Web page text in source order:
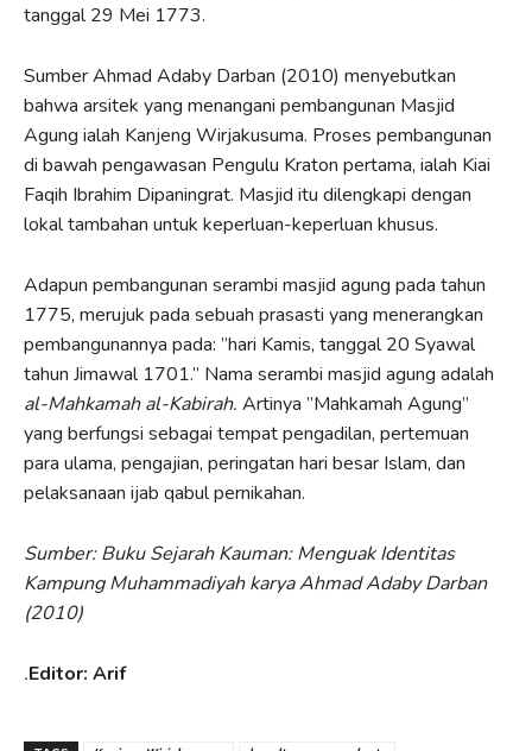
tanggal 29 Mei 1773.
Sumber Ahmad Adaby Darban (2010) menyebutkan
bahwa arsitek yang menangani pembangunan Masjid
Agung ialah Kanjeng Wirjakusuma. Proses pembangunan
di bawah pengawasan Pengulu Kraton pertama, ialah Kiai
Faqih Ibrahim Dipaningrat. Masjid itu dilengkapi dengan
lokal tambahan untuk keperluan-keperluan khusus.
Adapun pembangunan serambi masjid agung pada tahun
1775, merujuk pada sebuah prasasti yang menerangkan
pembangunannya pada: ”hari Kamis, tanggal 20 Syawal
tahun Jimawal 1701.” Nama serambi masjid agung adalah
al-Mahkamah al-Kabirah. Artinya ”Mahkamah Agung”
yang berfungsi sebagai tempat pengadilan, pertemuan
para ulama, pengajian, peringatan hari besar Islam, dan
pelaksanaan ijab qabul pernikahan.
Sumber: Buku Sejarah Kauman: Menguak Identitas
Kampung Muhammadiyah karya Ahmad Adaby Darban
(2010)
.Editor: Arif